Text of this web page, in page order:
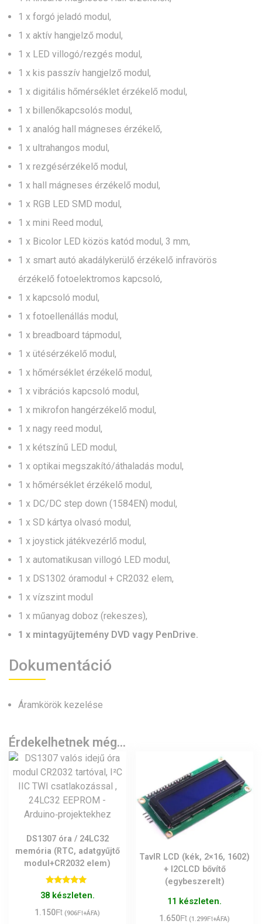
1 x forgó jeladó modul,
1 x aktív hangjelző modul,
1 x LED villogó/rezgés modul,
1 x kis passzív hangjelző modul,
1 x digitális hőmérséklet érzékelő modul,
1 x billenőkapcsolós modul,
1 x analóg hall mágneses érzékelő,
1 x ultrahangos modul,
1 x rezgésérzékelő modul,
1 x hall mágneses érzékelő modul,
1 x RGB LED SMD modul,
1 x mini Reed modul,
1 x Bicolor LED közös katód modul, 3 mm,
1 x smart autó akadálykerülő érzékelő infravörös
érzékelő fotoelektromos kapcsoló,
1 x kapcsoló modul,
1 x fotoellenállás modul,
1 x breadboard tápmodul,
1 x ütésérzékelő modul,
1 x hőmérséklet érzékelő modul,
1 x vibrációs kapcsoló modul,
1 x mikrofon hangérzékelő modul,
1 x nagy reed modul,
1 x kétszínű LED modul,
1 x optikai megszakító/áthaladás modul,
1 x hőmérséklet érzékelő modul,
1 x DC/DC step down (1584EN) modul,
1 x SD kártya olvasó modul,
1 x joystick játékvezérlő modul,
1 x automatikusan villogó LED modul,
1 x DS1302 óramodul + CR2032 elem,
1 x vízszint modul
1 x műanyag doboz (rekeszes),
1 x mintagyűjtemény DVD vagy PenDrive.
Dokumentáció
Áramkörök kezelése
Érdekelhetnek még…
DS1307 óra / 24LC32
memória (RTC, adatgyűjtő
modul+CR2032 elem)
Értékelés:
5.00
38 készleten.
1.150Ft (906Ft+ÁFA)
TavIR LCD (kék, 2×16, 1602)
+ I2CLCD bővítő
(egybeszerelt)
11 készleten.
1.650Ft (1.299Ft+ÁFA)